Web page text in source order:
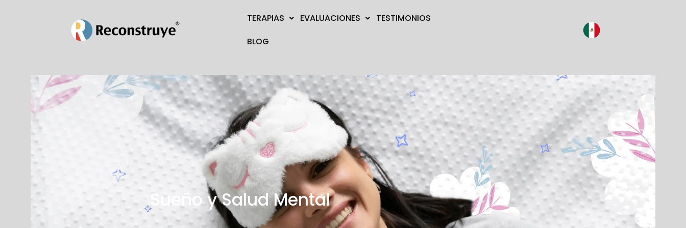
TERAPIAS EVALUACIONES
TESTIMONIOS
BLOG
Sueño y Salud Mental